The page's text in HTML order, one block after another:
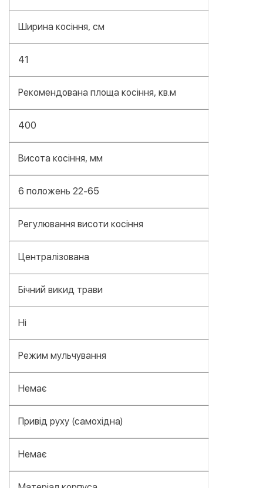
Ширина косіння, см
41
Рекомендована площа косіння, кв.м
400
Висота косіння, мм
6 положень 22-65
Регулювання висоти косіння
Централізована
Бічний викид трави
Ні
Режим мульчування
Немає
Привід руху (самохідна)
Немає